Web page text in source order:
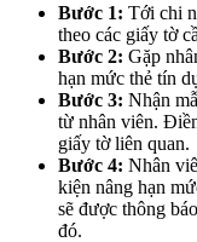
Bước 1: Tới chi
theo các giấy tờ
Bước 2: Gặp
hạn mức thẻ tín
Bước 3: Nhận
từ nhân viên.
giấy tờ liên quan.
Bước 4: Nhân
kiện nâng hạn
sẽ được thông
đó.